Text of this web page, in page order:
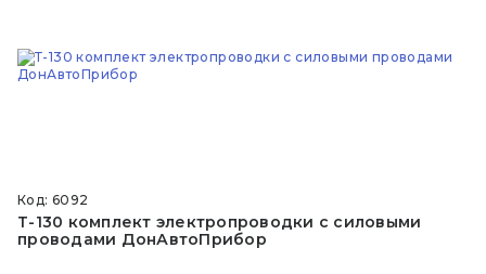
Код: 6092
Т-130 комплект электропроводки с силовыми
проводами ДонАвтоПрибор